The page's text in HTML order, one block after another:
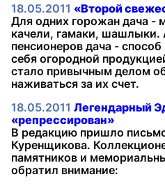
18.05.2011 «Второй
Для одних горожан дача -
качели, гамаки, шашлыки.
пенсионеров дача -
себя огородной
стало привычным делом
наживаться за их счет.
18.05.2011 Легендарный
«репрессирован»
В редакцию пришло
Куренщикова.
памятников и
обратил внимание: